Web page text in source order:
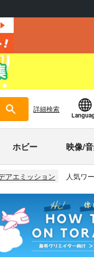
詳細検索
ホビー 映像/
アエミッション 人気ワ